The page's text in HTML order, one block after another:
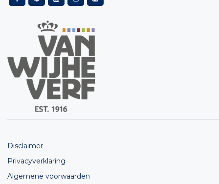
Disclaimer
Privacyverklaring
Algemene voorwaarden